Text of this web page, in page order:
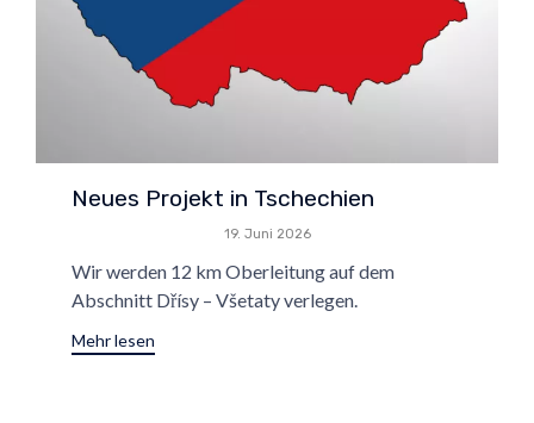
Neues Projekt in Tschechien
19. Juni 2026
Wir werden 12 km Oberleitung auf dem
Abschnitt Dřísy – Všetaty verlegen.
Mehr lesen